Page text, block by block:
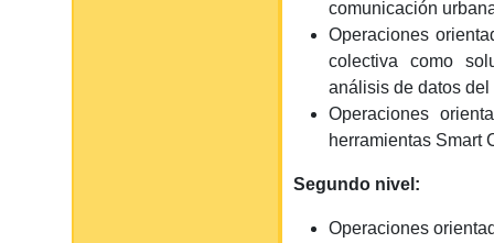
comunicación
Operaciones
colectiva como
análisis de datos
Operaciones
herramientas Smart
Segundo nivel:
Operaciones